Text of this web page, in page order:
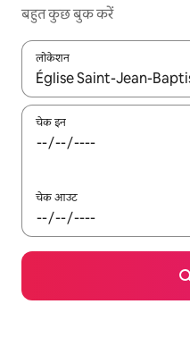
बहुत कुछ बुक करें
लोकेशन
नतीजों के उपलब्ध होने पर, अप
चेक इन
चेक आउट